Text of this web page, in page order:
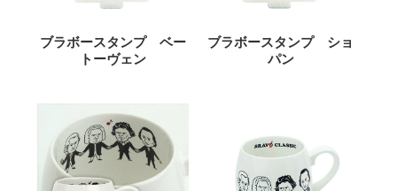
ブラボースタンプ ベー
トーヴェン
ブラボースタンプ ショ
パン